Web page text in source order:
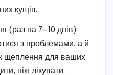
кущів.
(раз на 7–10 днів)
з проблемами, а й
щеплення для ваших
ніж лікувати.